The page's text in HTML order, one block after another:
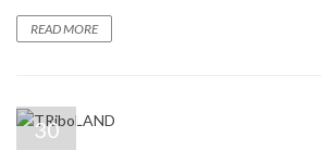
READ MORE
30